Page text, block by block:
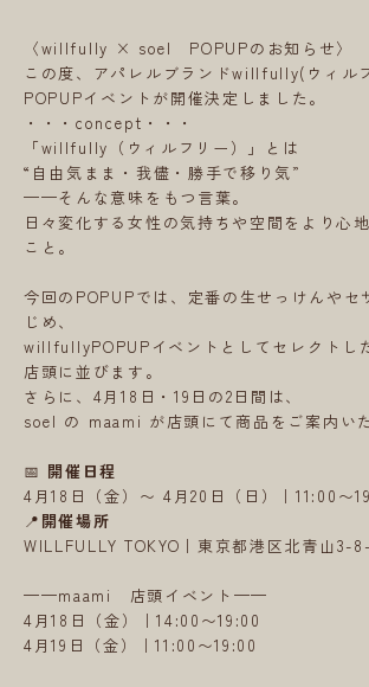
〈willfully × soel POPUPのお知らせ〉
この度、アパレルブランドwillfully(ウィル
POPUPイベントが開催決定しました。
・・・concept・・・
「willfully（ウィルフリー）」とは
“自由気まま・我儘・勝手で移り気”
——そんな意味をもつ言葉。
日々変化する女性の気持ちや空間をより心
こと。
今回のPOPUPでは、定番の生せっけんやセ
じめ、
willfullyPOPUPイベントとしてセレクトし
店頭に並びます。
さらに、4月18日・19日の2日間は、
soel の maami が店頭にて商品をご案内い
📅 開催日程
4月18日（金）〜 4月20日（日）｜11:00〜
📍 開催場所
WILLFULLY TOKYO｜東京都港区北青山3-8-
——maami 店頭イベント——
4月18日（金）｜14:00〜19:00
4月19日（金）｜11:00〜19:00